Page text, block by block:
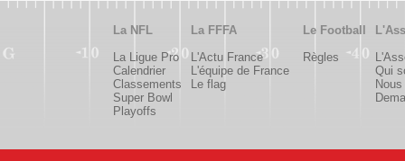
La NFL
La Ligue Pro
Calendrier
Classements
Super Bowl
Playoffs
La FFFA
L'Actu France
L'équipe de France
Le flag
Le Football
Règles
Qui